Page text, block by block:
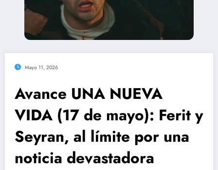
Mayo 11, 2026
Avance UNA NUEVA
VIDA (17 de mayo): Ferit y
Seyran, al límite por una
noticia devastadora